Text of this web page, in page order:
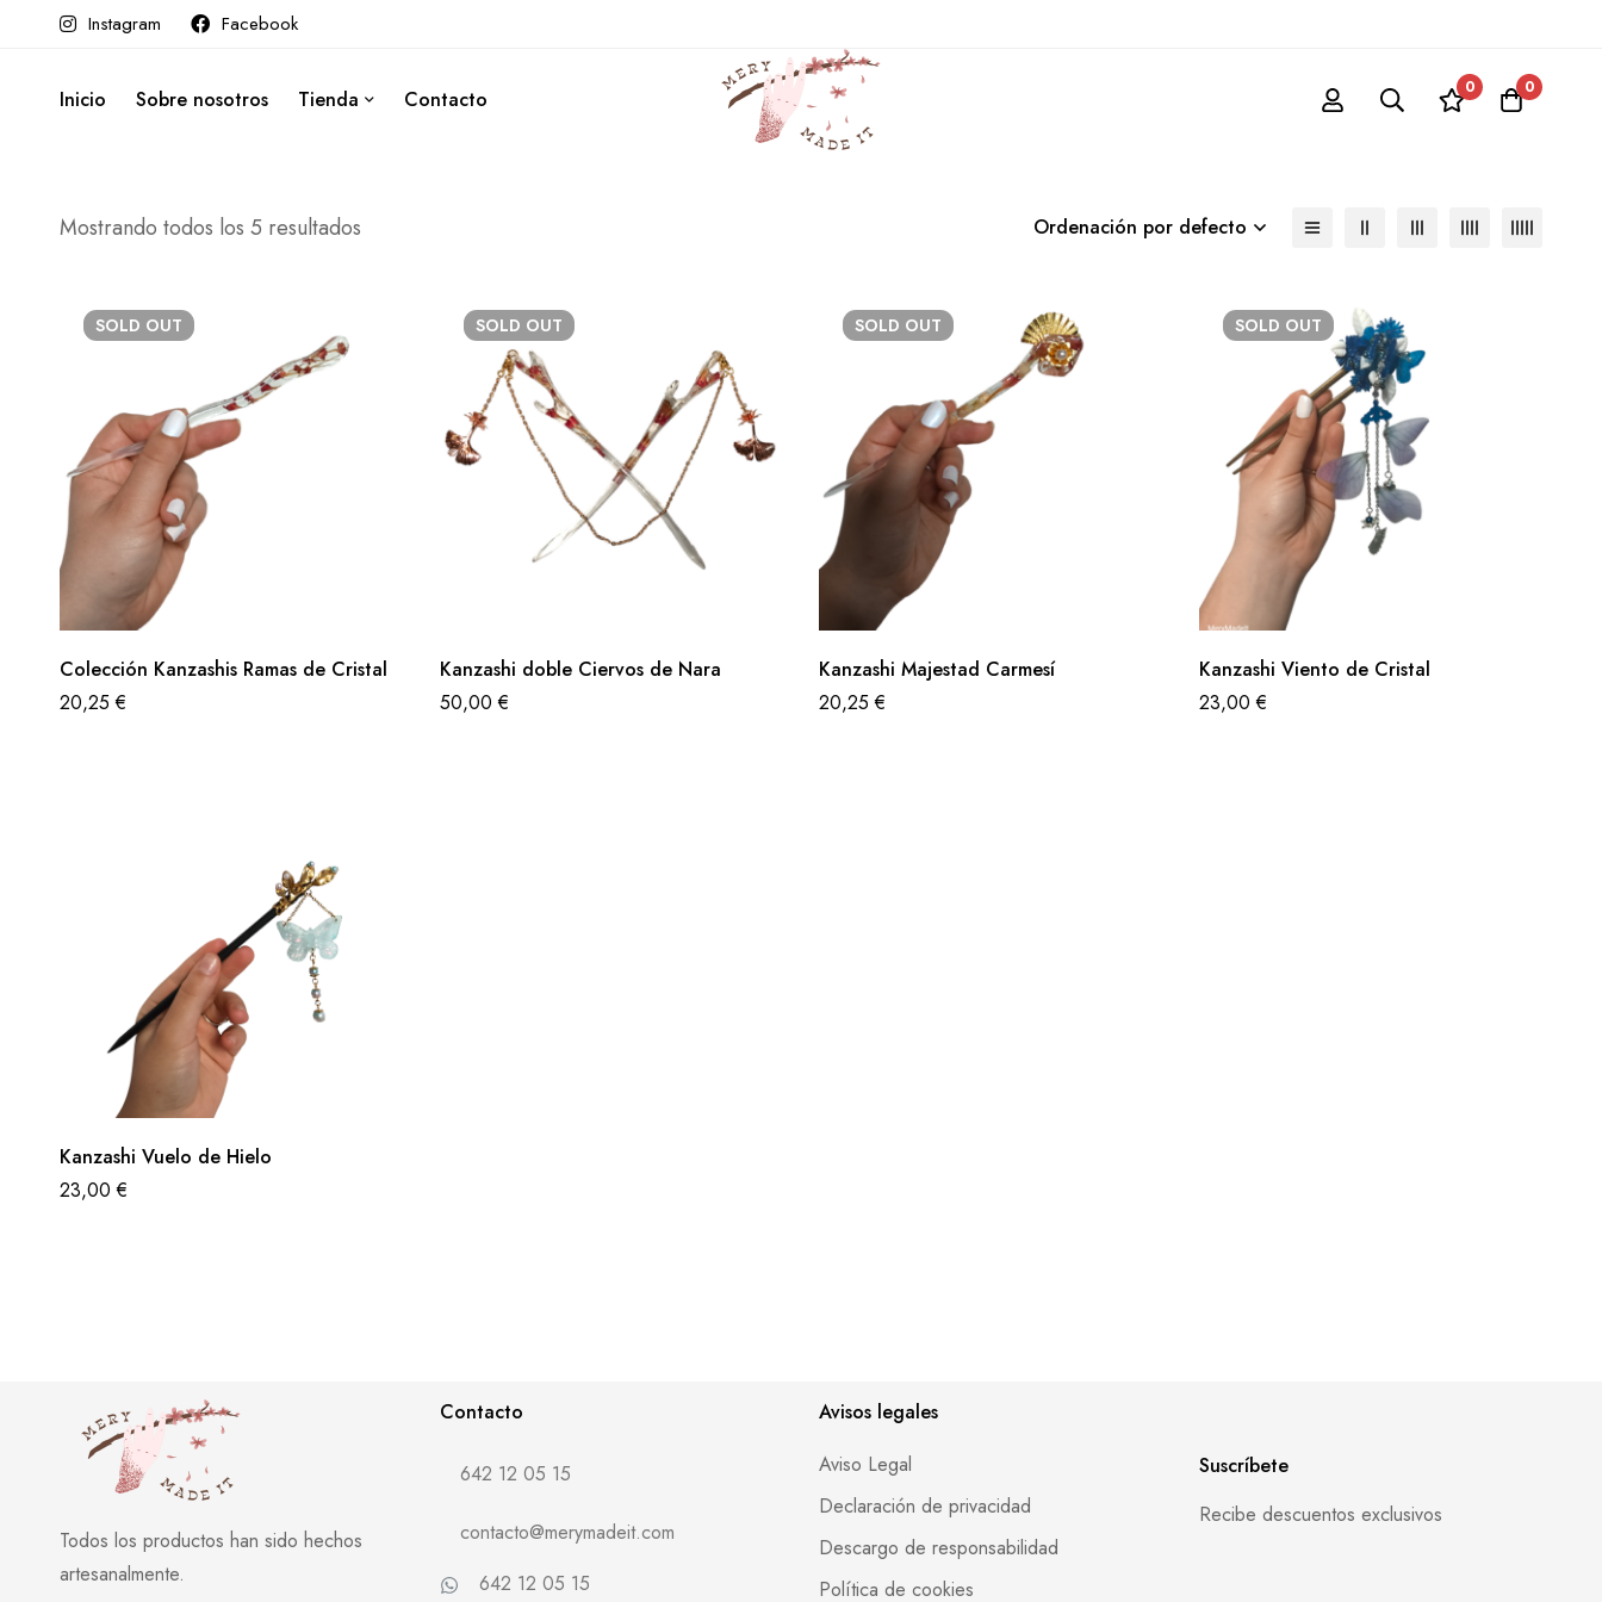
Instagram Facebook
Inicio Sobre nosotros Tienda Contacto 0 0
transparente
Productos transparente
Mostrando todos los 5 resultados Ordenación por defecto
SOLD OUT
Colección Kanzashis Ramas de Cristal
20,25€
SOLD OUT
Kanzashi doble Ciervos de Nara
50,00€
SOLD OUT
Kanzashi Majestad Carmesí
20,25€
SOLD OUT
Kanzashi Viento de Cristal
23,00€
Kanzashi Vuelo de Hielo
23,00€
Todos los productos han sido hechos
artesanalmente.
Contacto
642 12 05 15
contacto@merymadeit.com
642 12 05 15
Avisos legales
Aviso Legal
Declaración de privacidad
Descargo de responsabilidad
Política de cookies
Suscríbete
Recibe descuentos exclusivos